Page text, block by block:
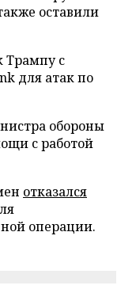
оставили
Трампу с
для атак по
обороны
с работой
отказался
операции.